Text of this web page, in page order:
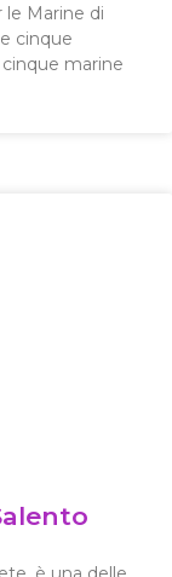
Marine di
cinque
marine